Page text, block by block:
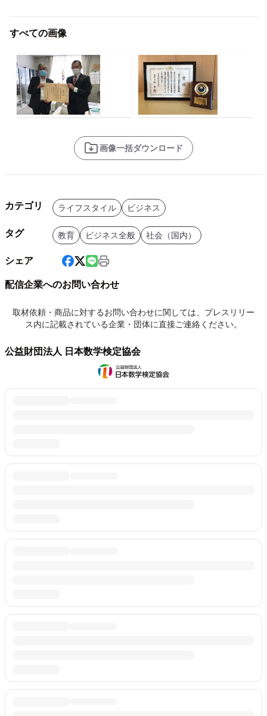
すべての画像
画像一括ダウンロード
カテゴリ ライフスタイル ビジネス
タグ 教育 ビジネス全般 社会（国内）
シェア
配信企業へのお問い合わせ
取材依頼・商品に対するお問い合わせに関しては、プレスリリー
ス内に記載されている企業・団体に直接ご連絡ください。
公益財団法人 日本数学検定協会